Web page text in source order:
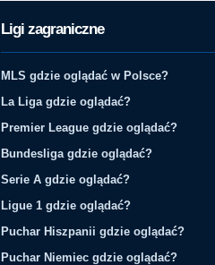
Ligi zagraniczne
MLS gdzie oglądać w Polsce?
La Liga gdzie oglądać?
Premier League gdzie oglądać?
Bundesliga gdzie oglądać?
Serie A gdzie oglądać?
Ligue 1 gdzie oglądać?
Puchar Hiszpanii gdzie oglądać?
Puchar Niemiec gdzie oglądać?